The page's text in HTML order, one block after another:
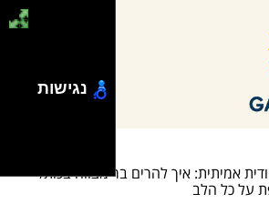
אמיתית: איך להרים בר מצווה בכותל
על כל הלב
נגישות